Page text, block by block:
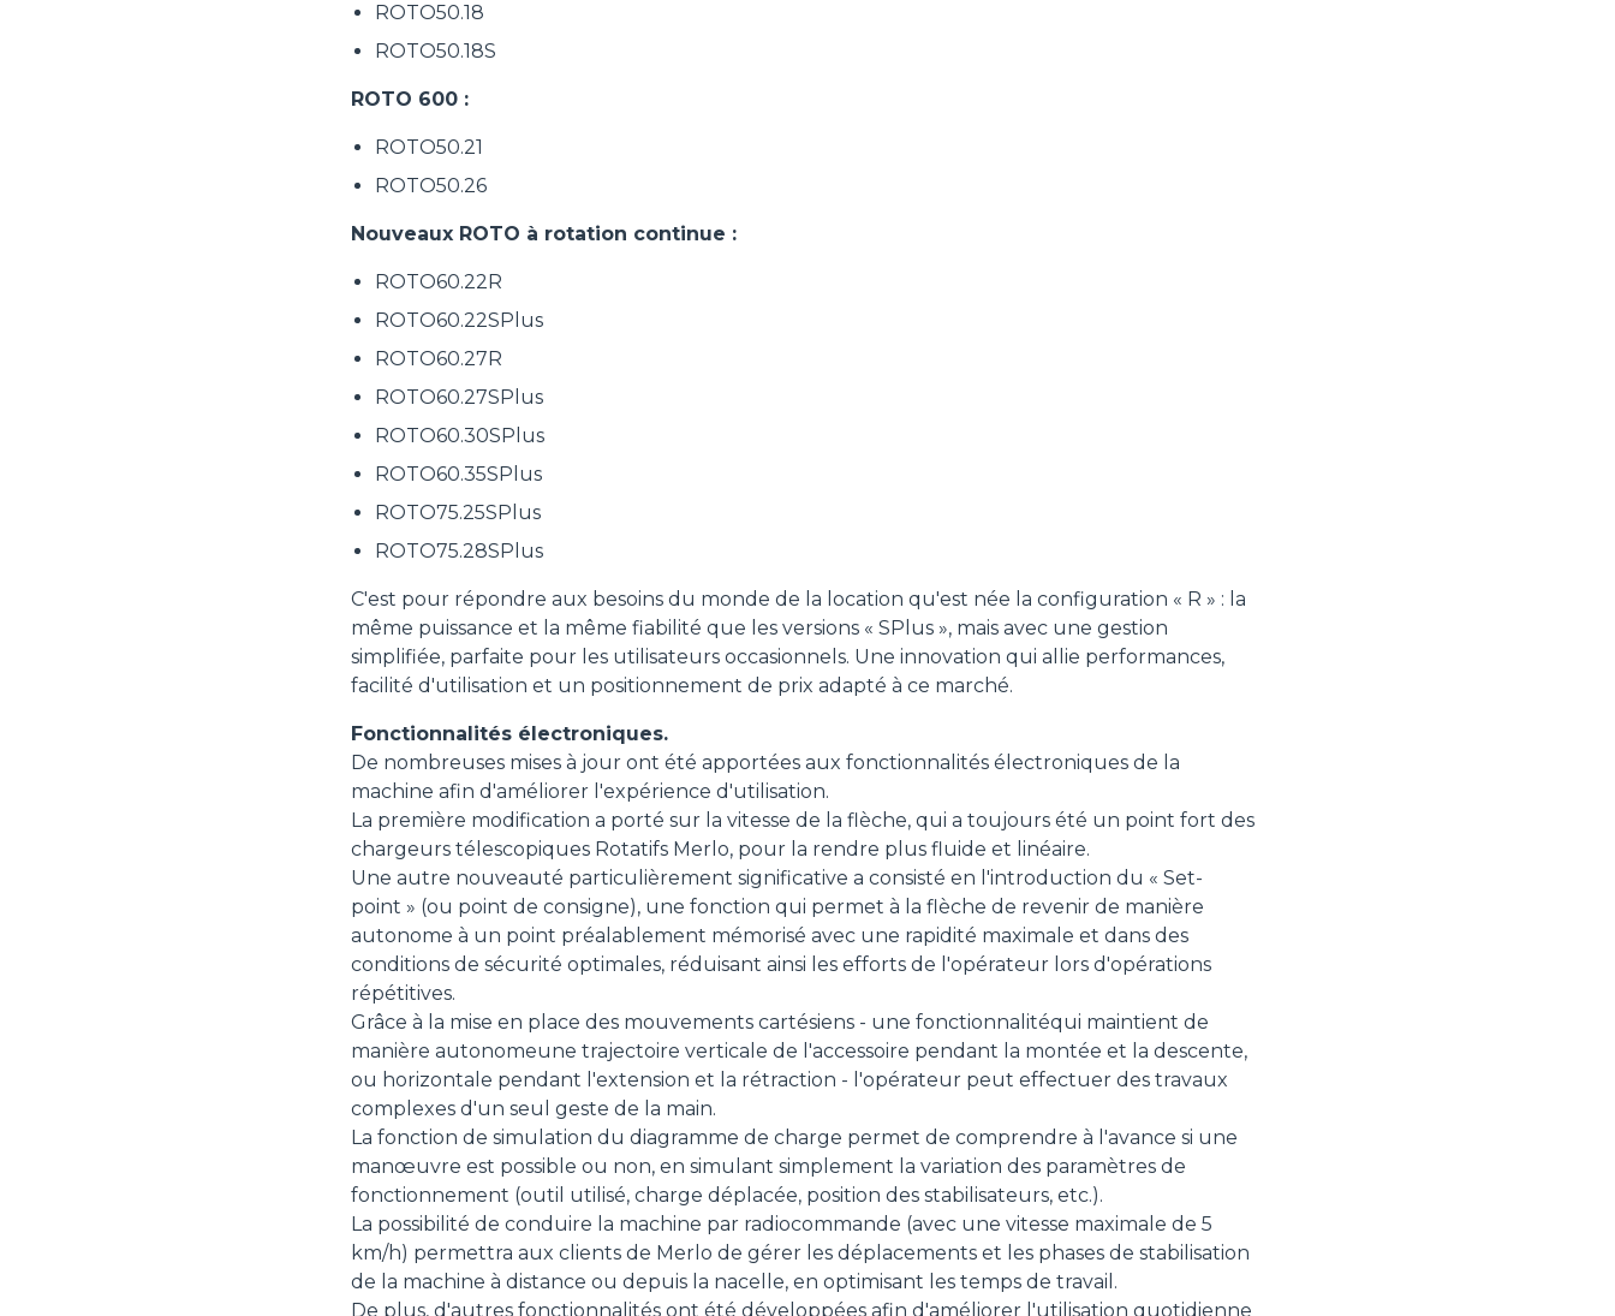
ROTO50.18
ROTO50.18S
ROTO 600 :
ROTO50.21
ROTO50.26
Nouveaux ROTO à rotation continue :
ROTO60.22R
ROTO60.22SPlus
ROTO60.27R
ROTO60.27SPlus
ROTO60.30SPlus
ROTO60.35SPlus
ROTO75.25SPlus
ROTO75.28SPlus
C'est pour répondre aux besoins du monde de la location qu'est née la configuration « R » : la
même puissance et la même fiabilité que les versions « SPlus », mais avec une gestion
simplifiée, parfaite pour les utilisateurs occasionnels. Une innovation qui allie performances,
facilité d'utilisation et un positionnement de prix adapté à ce marché.
Fonctionnalités électroniques.
De nombreuses mises à jour ont été apportées aux fonctionnalités électroniques de la
machine afin d'améliorer l'expérience d'utilisation.
La première modification a porté sur la vitesse de la flèche, qui a toujours été un point fort des
chargeurs télescopiques Rotatifs Merlo, pour la rendre plus fluide et linéaire.
Une autre nouveauté particulièrement significative a consisté en l'introduction du « Set-
point » (ou point de consigne), une fonction qui permet à la flèche de revenir de manière
autonome à un point préalablement mémorisé avec une rapidité maximale et dans des
conditions de sécurité optimales, réduisant ainsi les efforts de l'opérateur lors d'opérations
répétitives.
Grâce à la mise en place des mouvements cartésiens - une fonctionnalitéqui maintient de
manière autonomeune trajectoire verticale de l'accessoire pendant la montée et la descente,
ou horizontale pendant l'extension et la rétraction - l'opérateur peut effectuer des travaux
complexes d'un seul geste de la main.
La fonction de simulation du diagramme de charge permet de comprendre à l'avance si une
manœuvre est possible ou non, en simulant simplement la variation des paramètres de
fonctionnement (outil utilisé, charge déplacée, position des stabilisateurs, etc.).
La possibilité de conduire la machine par radiocommande (avec une vitesse maximale de 5
km/h) permettra aux clients de Merlo de gérer les déplacements et les phases de stabilisation
de la machine à distance ou depuis la nacelle, en optimisant les temps de travail.
De plus, d'autres fonctionnalités ont été développées afin d'améliorer l'utilisation quotidienne